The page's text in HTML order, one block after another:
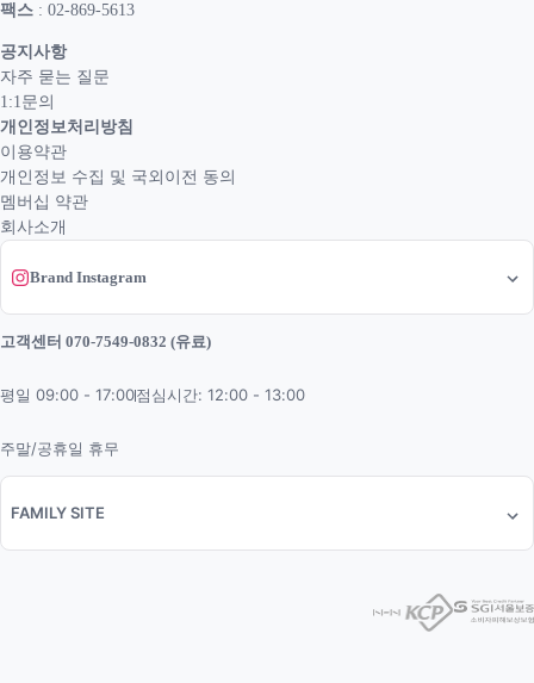
팩스 : 02-869-5613
공지사항
자주 묻는 질문
1:1문의
개인정보처리방침
이용약관
개인정보 수집 및 국외이전 동의
멤버십 약관
회사소개
Brand Instagram
고객센터 070-7549-0832 (유료)
평일 09:00 - 17:00점심시간: 12:00 - 13:00
주말/공휴일 휴무
FAMILY SITE